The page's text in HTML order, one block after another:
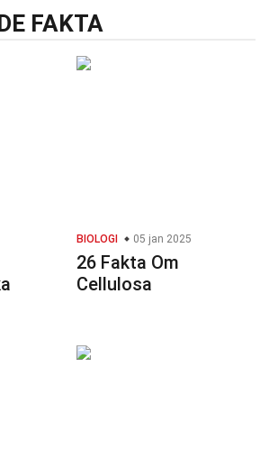
FAKTA
BIOLOGI 05 jan 2025
26 Fakta Om
Cellulosa